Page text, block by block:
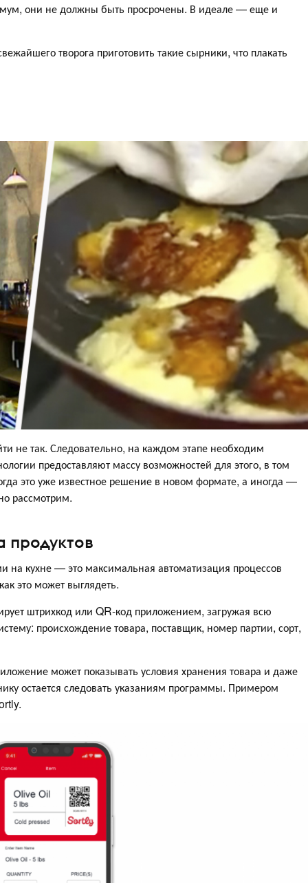
они не должны быть просрочены. В идеале — еще и
творога приготовить такие сырники, что плакать
не так. Следовательно, на каждом этапе необходим
предоставляют массу возможностей для этого, в том
это уже известное решение в новом формате, а иногда —
рассмотрим.
продуктов
на кухне — это максимальная автоматизация процессов
это может выглядеть.
штрихкод или QR-код приложением, загружая всю
происхождение товара, поставщик, номер партии, сорт,
может показывать условия хранения товара и даже
остается следовать указаниям программы. Примером